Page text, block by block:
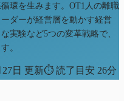
環を生みます。OT1人の離職
ダーが経営層を動かす経営
実験など5つの変革戦略で、
。
27日 更新⏱ 読了目安 26分